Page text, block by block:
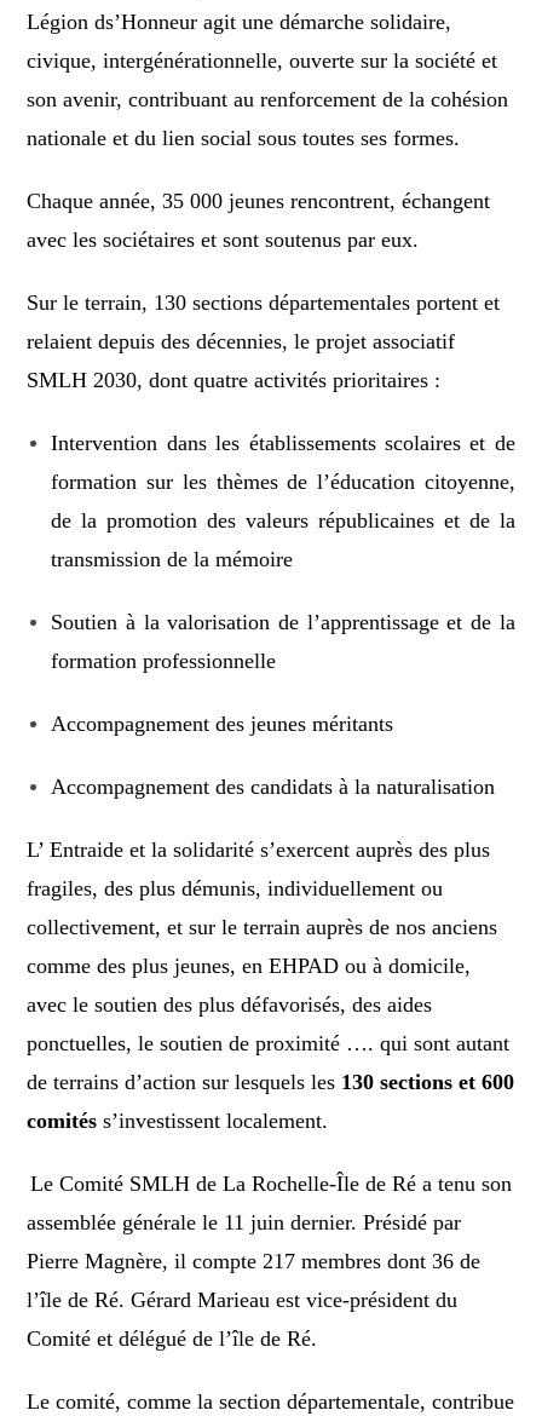
Légion ds’Honneur agit une démarche solidaire,
civique, intergénérationnelle, ouverte sur la société et
son avenir, contribuant au renforcement de la cohésion
nationale et du lien social sous toutes ses formes.
Chaque année, 35 000 jeunes rencontrent, échangent
avec les sociétaires et sont soutenus par eux.
Sur le terrain, 130 sections départementales portent et
relaient depuis des décennies, le projet associatif
SMLH 2030, dont quatre activités prioritaires :
Intervention dans les établissements scolaires et de
formation sur les thèmes de l’éducation citoyenne,
de la promotion des valeurs républicaines et de la
transmission de la mémoire
Soutien à la valorisation de l’apprentissage et de la
formation professionnelle
Accompagnement des jeunes méritants
Accompagnement des candidats à la naturalisation
L’ Entraide et la solidarité s’exercent auprès des plus
fragiles, des plus démunis, individuellement ou
collectivement, et sur le terrain auprès de nos anciens
comme des plus jeunes, en EHPAD ou à domicile,
avec le soutien des plus défavorisés, des aides
ponctuelles, le soutien de proximité …. qui sont autant
de terrains d’action sur lesquels les 130 sections et 600
comités s’investissent localement.
Le Comité SMLH de La Rochelle-Île de Ré a tenu son
assemblée générale le 11 juin dernier. Présidé par
Pierre Magnère, il compte 217 membres dont 36 de
l’île de Ré. Gérard Marieau est vice-président du
Comité et délégué de l’île de Ré.
Le comité, comme la section départementale, contribue